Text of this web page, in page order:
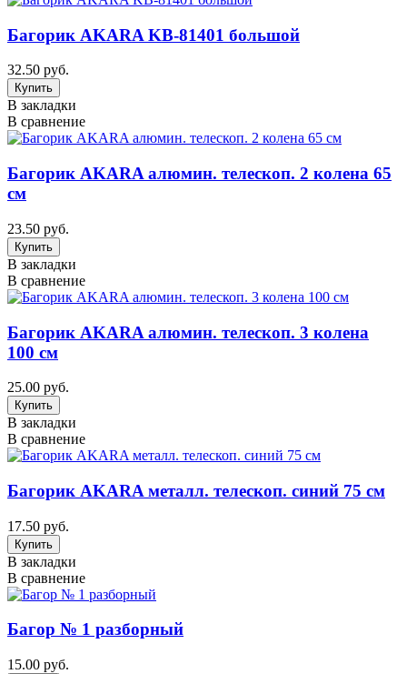
Багорик AKARA KB-81401 большой
32.50 руб.
В закладки
В сравнение
Багорик AKARA алюмин. телескоп. 2 колена 65
см
23.50 руб.
В закладки
В сравнение
Багорик AKARA алюмин. телескоп. 3 колена
100 см
25.00 руб.
В закладки
В сравнение
Багорик AKARA металл. телескоп. синий 75 см
17.50 руб.
В закладки
В сравнение
Багор № 1 разборный
15.00 руб.